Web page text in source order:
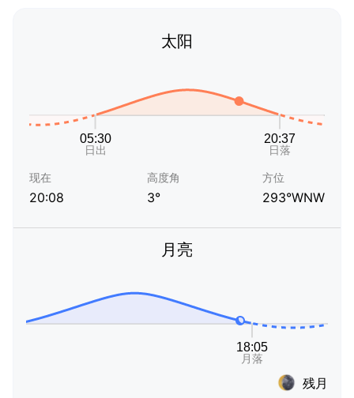
太阳
现在
20:08
高度角
3°
方位
293°WNW
月亮
残月